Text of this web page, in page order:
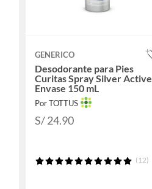
GENERICO
Desodorante para Pies
Curitas Spray Silver Active
Envase 150 mL
Por TOTTUS
S/ 24.90
(12)